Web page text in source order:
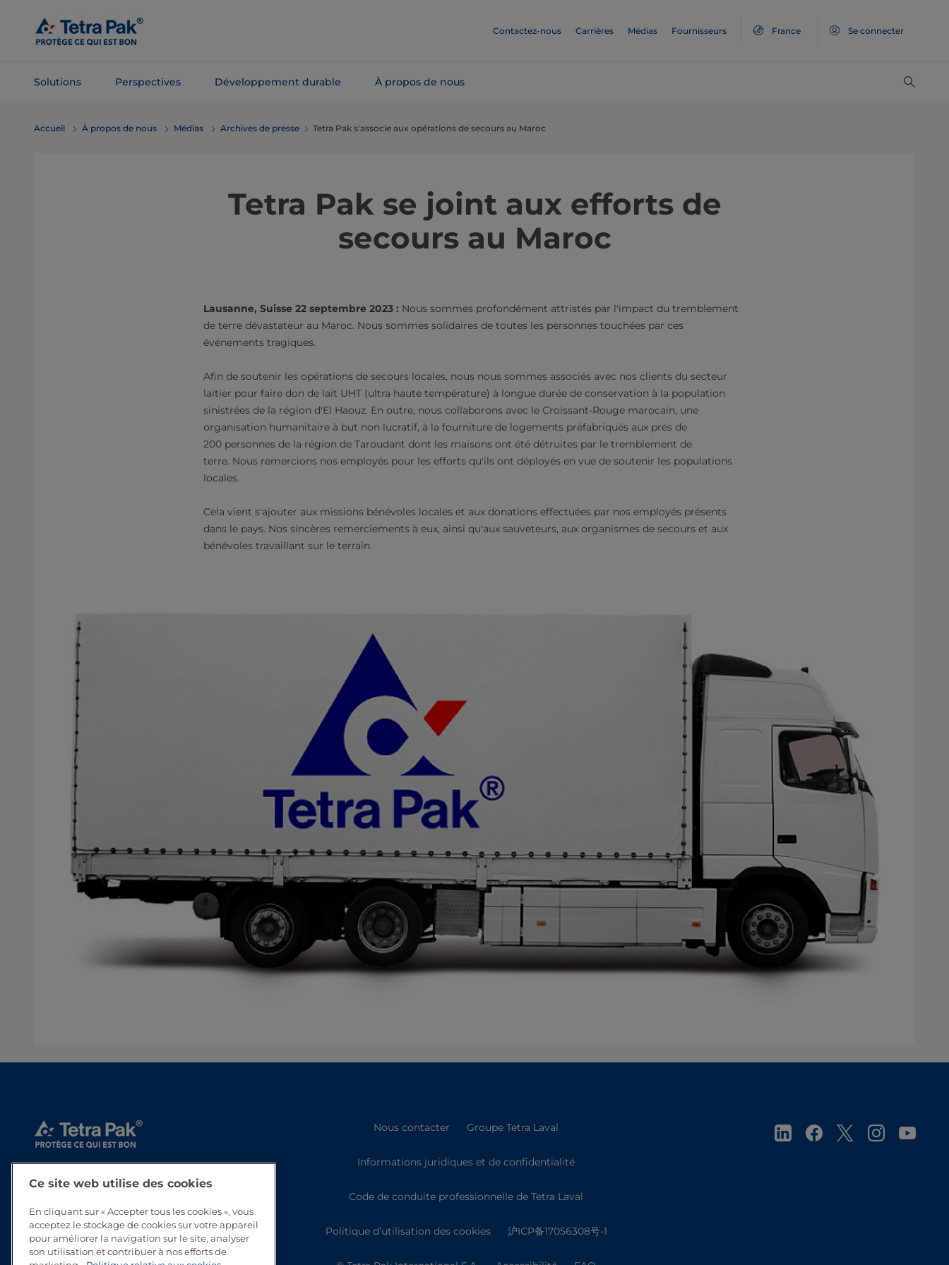
contenu
Contactez-nous Carrières Médias Fournisseurs France Se connecter
Solutions Perspectives Développement durable À propos de nous
navigation
Accueil À propos de nous Médias Archives de presse Tetra Pak s'associe aux opérations de secours au Maroc
Tetra Pak se joint aux efforts de
secours au Maroc
Lausanne, Suisse 22 septembre 2023 : Nous sommes profondément attristés par l'impact du tremblement
de terre dévastateur au Maroc. Nous sommes solidaires de toutes les personnes touchées par ces
événements tragiques.
Afin de soutenir les opérations de secours locales, nous nous sommes associés avec nos clients du secteur
laitier pour faire don de lait UHT (ultra haute température) à longue durée de conservation à la population
sinistrées de la région d'El Haouz. En outre, nous collaborons avec le Croissant-Rouge marocain, une
organisation humanitaire à but non lucratif, à la fourniture de logements préfabriqués aux près de
200 personnes de la région de Taroudant dont les maisons ont été détruites par le tremblement de
terre. Nous remercions nos employés pour les efforts qu'ils ont déployés en vue de soutenir les populations
locales.
Cela vient s'ajouter aux missions bénévoles locales et aux donations effectuées par nos employés présents
dans le pays. Nos sincères remerciements à eux, ainsi qu'aux sauveteurs, aux organismes de secours et aux
bénévoles travaillant sur le terrain.
Nous contacter Groupe Tetra Laval
Informations juridiques et de confidentialité
Code de conduite professionnelle de Tetra Laval
Politique d’utilisation des cookies 沪ICP备17056308号-1
Ce site web utilise des cookies
En cliquant sur « Accepter tous les cookies », vous
acceptez le stockage de cookies sur votre appareil
pour améliorer la navigation sur le site, analyser
son utilisation et contribuer à nos efforts de